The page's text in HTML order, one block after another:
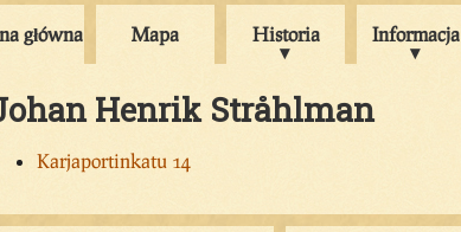
główna Mapa Historia Informacja
Henrik Stråhlman
Karjaportinkatu 14